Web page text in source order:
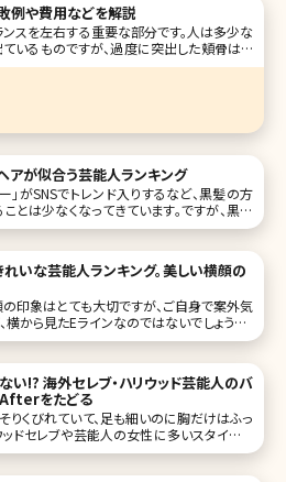
例や費用などを解説
スを左右する重要な部分です。人は多少な
いるものですが、過度に突出した頬骨はバ
だけでなく、顔を大きく見せてしまう原因に
し骨の手術は大がかりでリスクが伴うことも
術に踏み切れないという方も多いのではな
は頬骨削
アが似合う芸能人ランキング
」がSNSでトレンド入りするなど、黒髪の方
とは少なくなってきています。ですが、黒髪
一度は憧れた経験があるのではないでしょ
形式で10人ご紹介していきます。 第1位仲
れいな芸能人ランキング。美しい横顔の
印象はとても大切ですが、ご自身で案外気
横から見たEラインなのではないでしょうか。
テティックラインの略で、顔を横向きにした
す。 そして、このライン上に唇がかからない
る
い!? 海外セレブ・ハリウッド芸能人のバ
をたどる
りくびれていて、足も細いのに胸だけはふっ
ドセレブや芸能人の女性に多いスタイルで
くが豊胸手術で美しいバストをキープしてい